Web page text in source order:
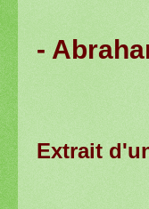
-
Extrait